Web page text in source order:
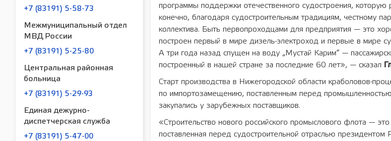
+7 (83191) 5-58-73
Межмуниципальный отдел
МВД России
+7 (83191) 5-25-80
Центральная районная
больница
+7 (83191) 5-29-93
Единая дежурно-
диспетчерская служба
+7 (83191) 5-47-00
программы поддержки отечественного судостроения,
конечно, благодаря судостроительным традициям, честному
коллектива. Быть первопроходцами для предприятия — это
построен первый в мире дизель-электроход и первые в мире
А три года назад спущен на воду „Мустай Карим“ —
построенный в нашей стране за последние 60 лет», — сказал
Старт производства в Нижегородской области краболовов-
по импортозамещению, поставленным перед
закупались у зарубежных поставщиков.
«Строительство нового российского промыслового флота —
поставленная перед судостроительной отраслью президентом